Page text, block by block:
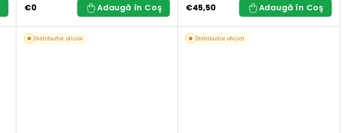
€0 Adaugă în Coş €45,50 Adaugă în Coş
Distribuitor oficial Distribuitor oficial